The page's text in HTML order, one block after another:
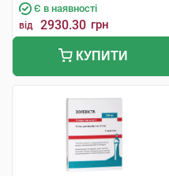
Є в наявності
від 2930.30 грн
КУПИТИ